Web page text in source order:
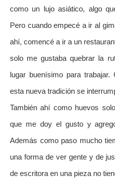
como un lujo asiático, algo
Pero cuando empecé a ir al
ahí, comencé a ir a un
solo me gustaba quebrar la
lugar buenísimo para trabajar.
esta nueva tradición se
También ahí como huevos
que me doy el gusto y
Además como paso mucho
una forma de ver gente y de
de escritora en una pieza no